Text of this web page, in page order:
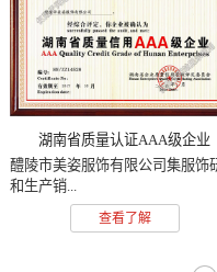
湖南省质量认证AAA级企业
醴陵市美姿服饰有限公司集服饰
和生产销...
查看了解